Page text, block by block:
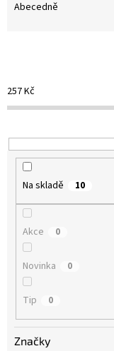
o
d
k
t
Abecedně
257Kč
Na skladě 10
Akce 0
Novinka 0
Tip 0
Značky